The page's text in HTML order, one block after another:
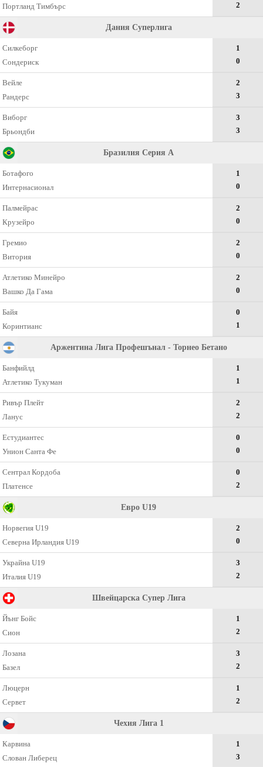
Портланд Тимбърс
2
Дания Суперлига
Силкеборг
Сондериск
1
0
Вейле
Рандерс
2
3
Виборг
Брьондби
3
3
Бразилия Серия А
Ботафого
Интернасионал
1
0
Палмейрас
Крузейро
2
0
Гремио
Витория
2
0
Атлетико Минейро
Вашко Да Гама
2
0
Байя
Коринтианс
0
1
Аржентина Лига Профешънал - Торнео Бетано
Банфийлд
Атлетико Тукуман
1
1
Ривър Плейт
Ланус
2
2
Естудиантес
Унион Санта Фе
0
0
Сентрал Кордоба
Платенсе
0
2
Евро U19
Норвегия U19
Северна Ирландия U19
2
0
Украйна U19
Италия U19
3
2
Швейцарска Супер Лига
Йънг Бойс
Сион
1
2
Лозана
Базел
3
2
Люцерн
Сервет
1
2
Чехия Лига 1
Карвина
Слован Либерец
1
3